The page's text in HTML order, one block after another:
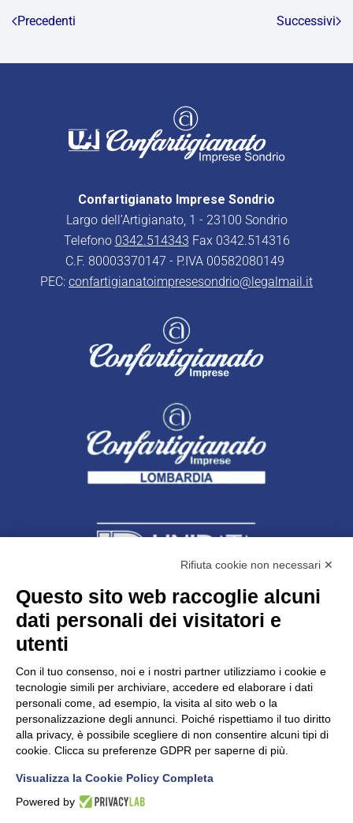
Precedenti Successivi
Confartigianato Imprese Sondrio
Largo dell’Artigianato, 1 - 23100 Sondrio
Telefono 0342.514343 Fax 0342.514316
C.F. 80003370147 - P.IVA 00582080149
PEC: confartigianatoimpresesondrio@legalmail.it
Unidata s.r.lcon unico socio
Largo dell’Artigianato, 1 - 23100 Sondrio
C.F. 00481790145 - N.REA SO-36426
PEC: unidata.sondrio@legalmail.it
Cap. soc. euro 100.000,00 i.v.
Rifiuta cookie non necessari ✕
Questo sito web raccoglie alcuni
dati personali dei visitatori e
utenti
Con il tuo consenso, noi e i nostri partner utilizziamo i cookie e
tecnologie simili per archiviare, accedere ed elaborare i dati
personali come, ad esempio, la visita al sito web o la
personalizzazione degli annunci. Poiché rispettiamo il tuo diritto
alla privacy, è possibile scegliere di non consentire alcuni tipi di
cookie. Clicca su preferenze GDPR per saperne di più.
Visualizza la Cookie Policy Completa
Powered by